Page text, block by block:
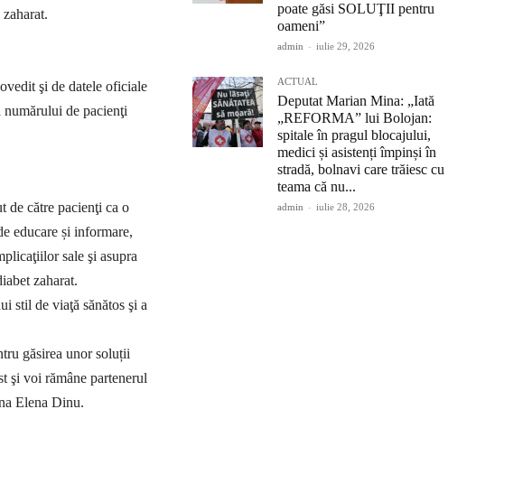
şi de datele oficiale
numărului de pacienţi
de către pacienţi ca o
educare și informare,
sale şi asupra
zaharat.
stil de viaţă sănătos şi a
găsirea unor soluții
şi voi rămâne partenerul
Elena Dinu.
poate găsi SOLUŢII pentru
oameni”
admin - iulie 29, 2026
ACTUAL
Deputat Marian Mina: „Iată
„REFORMA” lui Bolojan:
spitale în pragul blocajului,
medici și asistenți împinși în
stradă, bolnavi care trăiesc cu
teama că nu...
admin - iulie 28, 2026